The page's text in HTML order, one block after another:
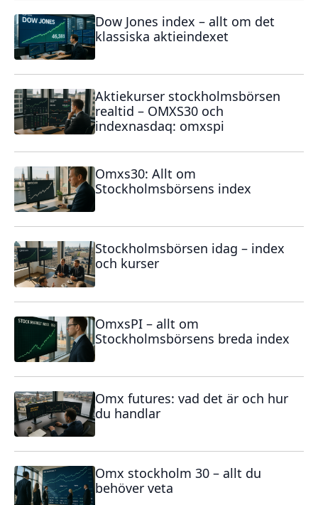
Dow Jones index – allt om det
klassiska aktieindexet
Aktiekurser stockholmsbörsen
realtid – OMXS30 och
indexnasdaq: omxspi
Omxs30: Allt om
Stockholmsbörsens index
Stockholmsbörsen idag – index
och kurser
OmxsPI – allt om
Stockholmsbörsens breda index
Omx futures: vad det är och hur
du handlar
Omx stockholm 30 – allt du
behöver veta